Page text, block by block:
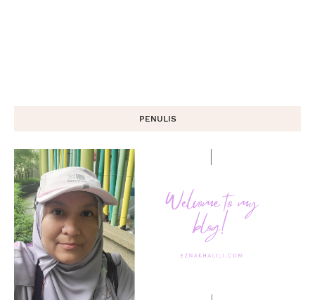
PENULIS